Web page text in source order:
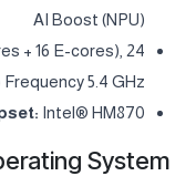
AI Boost (NPU)
+ 16 E-cores), 24
5.4 GHz
Intel® HM870
System